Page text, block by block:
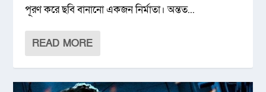
পূরণ করে ছবি বানানো একজন নির্মাতা। অন্তত...
READ MORE